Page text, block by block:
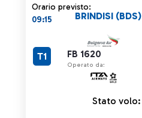
Orario previsto:
09:15
FB 1620
Operato da:
BRINDISI (BDS)
T1
Stato volo: